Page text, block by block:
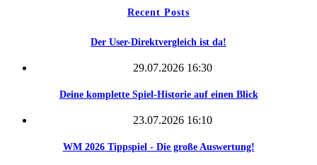
Recent Posts
Der User-Direktvergleich ist da!
29.07.2026 16:30
Deine komplette Spiel-Historie auf einen Blick
23.07.2026 16:10
WM 2026 Tippspiel - Die große Auswertung!